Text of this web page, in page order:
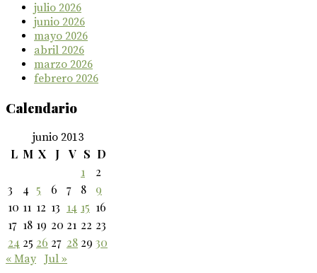
julio 2026
junio 2026
mayo 2026
abril 2026
marzo 2026
febrero 2026
Calendario
junio 2013
L M X J V S D
1
2
3
4 5 6 7 8
9
10 11 12 13 14 15 16
17 18 19 20 21 22 23
24 25 26 27 28 29 30
« May Jul »